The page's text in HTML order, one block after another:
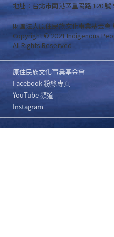
地址：台北市南港區重陽路 120 號
財團法人原住民族文化事業基金會
Copyright © 2021 Indigenous
All Rights Reserved .
原住民族文化事業基金會
Facebook 粉絲專頁
YouTube 頻道
Instagram